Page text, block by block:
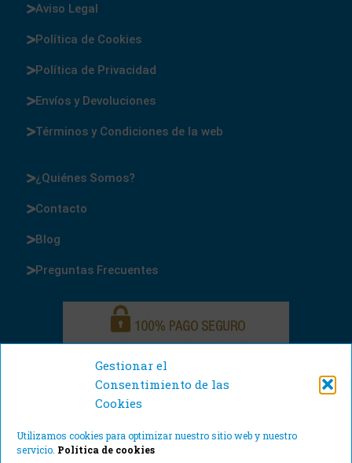
Gestionar el
Consentimiento de las
Cookies
Utilizamos cookies para optimizar nuestro sitio web y nuestro
servicio. Política de cookies
Aviso Legal
Política de Cookies
Política de Privacidad
Envíos y Devoluciones
Términos y Condiciones de la web
¿Quiénes Somos?
Contacto
Blog
Preguntas Frecuentes